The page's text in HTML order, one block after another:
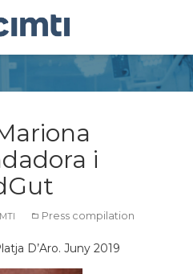
i
Press compilation
D’Aro. Juny 2019